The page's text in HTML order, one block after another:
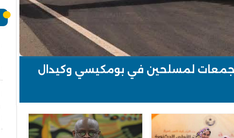
لمسلحين في بومكيسي وكيدال
ثراء موريتانيا وتنوعها وتدعم السياحة